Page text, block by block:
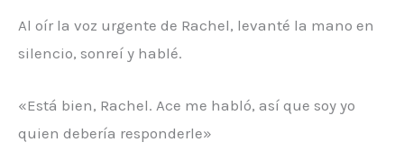
Al oír la voz urgente de Rachel, levanté la mano en
silencio, sonreí y hablé.
«Está bien, Rachel. Ace me habló, así que soy yo
quien debería responderle»